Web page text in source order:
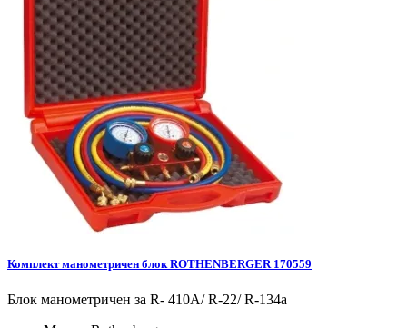
Комплект манометричен блок ROTHENBERGER 170559
Блок манометричен за R- 410A/ R-22/ R-134a